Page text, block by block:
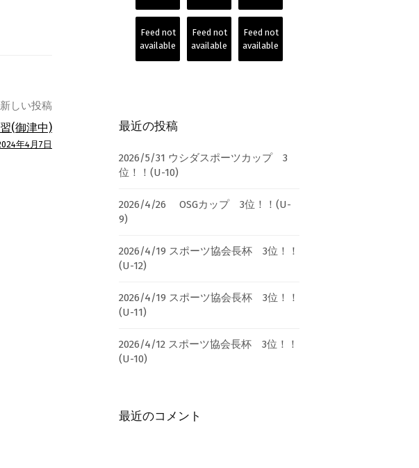
新しい投稿
(御津中)
年4月7日
Feed not
available
Feed not
available
Feed not
available
最近の投稿
2026/5/31 ウシダスポーツカップ 3
位！！(U-10)
2026/4/26 OSGカップ 3位！！(U-
9)
2026/4/19 スポーツ協会長杯 3位！！
(U-12)
2026/4/19 スポーツ協会長杯 3位！！
(U-11)
2026/4/12 スポーツ協会長杯 3位！！
(U-10)
最近のコメント